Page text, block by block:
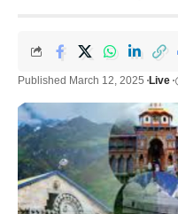
Published March 12, 2025 Live